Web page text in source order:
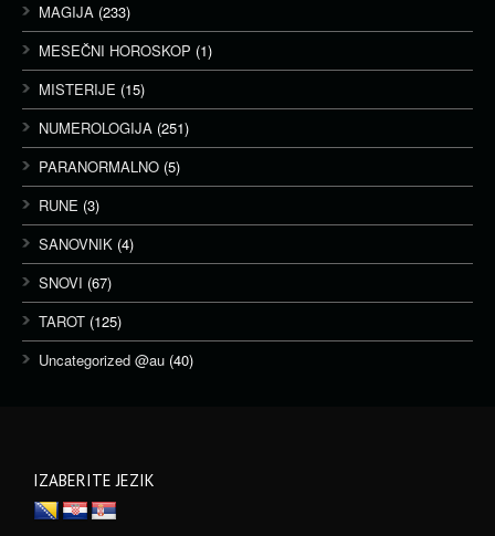
MAGIJA (233)
MESEČNI HOROSKOP (1)
MISTERIJE (15)
NUMEROLOGIJA (251)
PARANORMALNO (5)
RUNE (3)
SANOVNIK (4)
SNOVI (67)
TAROT (125)
Uncategorized @au (40)
IZABERITE JEZIK